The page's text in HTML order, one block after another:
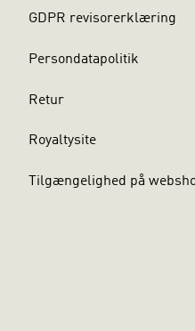
GDPR revisorerklæring
Persondatapolitik
Retur
Royaltysite
Tilgængelighed på